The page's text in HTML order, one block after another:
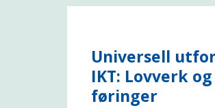
Universell
IKT: Lovverk
føringer